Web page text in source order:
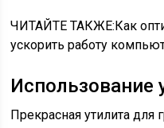
ЧИТАЙТЕ ТАКЖЕ:Как
ускорить работу
Использование
Прекрасная утилита для